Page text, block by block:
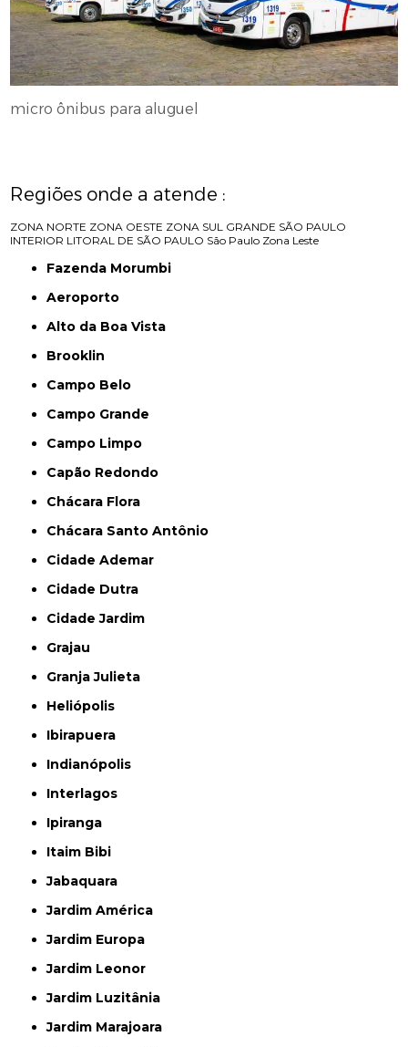
micro ônibus para aluguel
Regiões onde a atende :
ZONA NORTE ZONA OESTE ZONA SUL GRANDE SÃO PAULO
INTERIOR LITORAL DE SÃO PAULO São Paulo Zona Leste
Fazenda Morumbi
Aeroporto
Alto da Boa Vista
Brooklin
Campo Belo
Campo Grande
Campo Limpo
Capão Redondo
Chácara Flora
Chácara Santo Antônio
Cidade Ademar
Cidade Dutra
Cidade Jardim
Grajau
Granja Julieta
Heliópolis
Ibirapuera
Indianópolis
Interlagos
Ipiranga
Itaim Bibi
Jabaquara
Jardim América
Jardim Europa
Jardim Leonor
Jardim Luzitânia
Jardim Marajoara